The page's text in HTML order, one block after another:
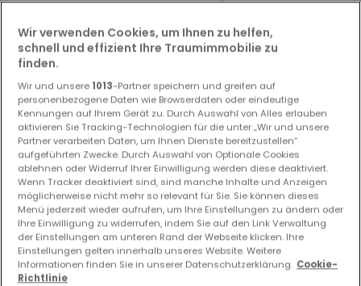
Suchauftrag
Haus in Bertrange
0 Häuser in Bertrange
Vorschau auf neue Inserate und
Preissenkungen!
Richten Sie einen Alarm für diese Suche ein, um neue
Objekte und Preissenkungen direkt in Ihrem
Posteingang zu erhalten!
Wir verwenden Cookies, um Ihnen zu helfen,
schnell und effizient Ihre Traumimmobilie zu
finden.
Wir und unsere 1013-Partner speichern und greifen auf
personenbezogene Daten wie Browserdaten oder eindeutige
Kennungen auf Ihrem Gerät zu. Durch Auswahl von Alles erlauben
aktivieren Sie Tracking-Technologien für die unter „Wir und unsere
Partner verarbeiten Daten, um Ihnen Dienste bereitzustellen“
aufgeführten Zwecke. Durch Auswahl von Optionale Cookies
ablehnen oder Widerruf Ihrer Einwilligung werden diese deaktiviert.
Wenn Tracker deaktiviert sind, sind manche Inhalte und Anzeigen
möglicherweise nicht mehr so relevant für Sie. Sie können dieses
Menü jederzeit wieder aufrufen, um Ihre Einstellungen zu ändern oder
Ihre Einwilligung zu widerrufen, indem Sie auf den Link Verwaltung
der Einstellungen am unteren Rand der Webseite klicken. Ihre
Einstellungen gelten innerhalb unseres Website. Weitere
Informationen finden Sie in unserer Datenschutzerklärung. Cookie-
Richtlinie